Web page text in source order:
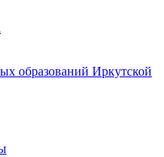
образований Иркутской